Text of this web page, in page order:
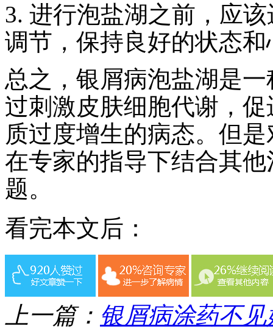
3. 进行泡盐湖之前，应
调节，保持良好的状态和
总之，银屑病泡盐湖是
过刺激皮肤细胞代谢，
质过度增生的病态。但
在专家的指导下结合其
题。
看完本文后：
上一篇： 银屑病涂药不